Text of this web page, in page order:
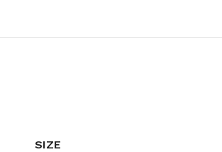
SIZE